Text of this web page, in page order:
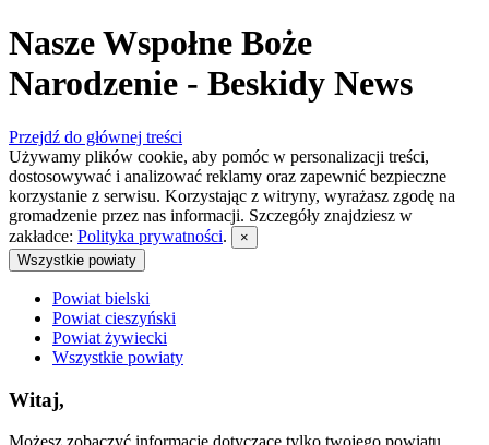
Nasze Wspołne Boże
Narodzenie - Beskidy News
Przejdź do głównej treści
Używamy plików cookie, aby pomóc w personalizacji treści,
dostosowywać i analizować reklamy oraz zapewnić bezpieczne
korzystanie z serwisu. Korzystając z witryny, wyrażasz zgodę na
gromadzenie przez nas informacji. Szczegóły znajdziesz w
zakładce: Polityka prywatności.
×
Wszystkie powiaty
Powiat bielski
Powiat cieszyński
Powiat żywiecki
Wszystkie powiaty
Witaj,